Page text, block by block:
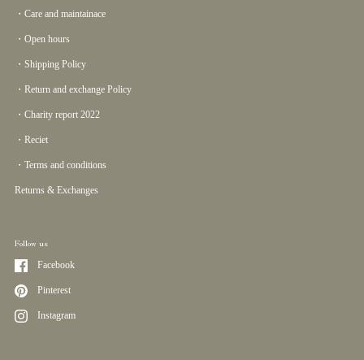
・Care and maintainace
・Open hours
・Shipping Policy
・Return and exchange Policy
・Charity report 2022
・Reciet
・Terms and conditions
Returns & Exchanges
Follow us
Facebook
Pinterest
Instagram